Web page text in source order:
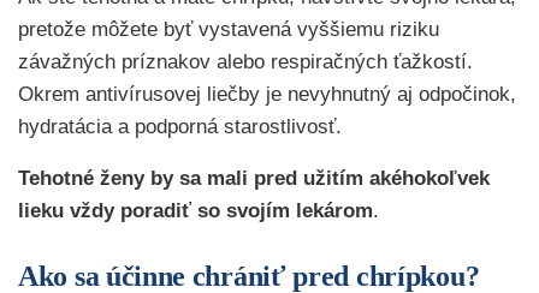
pretože môžete byť vystavená vyššiemu riziku
závažných príznakov alebo respiračných ťažkostí.
Okrem antivírusovej liečby je nevyhnutný aj odpočinok,
hydratácia a podporná starostlivosť.
Tehotné ženy by sa mali pred užitím akéhokoľvek
lieku vždy poradiť so svojím lekárom.
Ako sa účinne chrániť pred chrípkou?